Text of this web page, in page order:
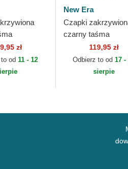
9FORTY
New York
New Era
zł
od 11 - 12
New Era
Czapki
czarny taśma
regulowana
Mini New York
MLB New Era
119,95 zł
Odbierz to od17 -
sierpie